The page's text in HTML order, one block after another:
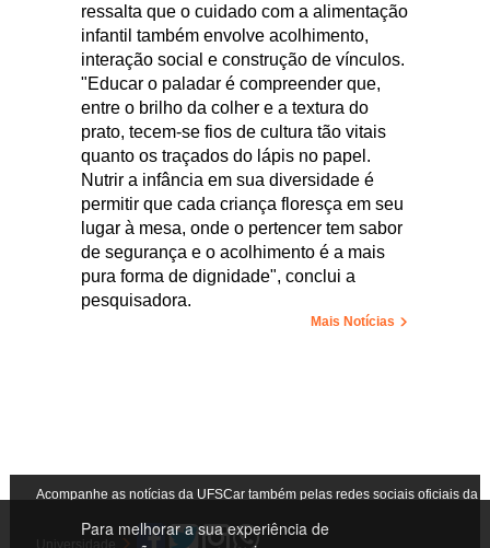
Para melhorar a sua experiência de
ressalta que o cuidado com a alimentação
infantil também envolve acolhimento,
interação social e construção de vínculos.
"Educar o paladar é compreender que,
entre o brilho da colher e a textura do
prato, tecem-se fios de cultura tão vitais
quanto os traçados do lápis no papel.
Nutrir a infância em sua diversidade é
permitir que cada criança floresça em seu
lugar à mesa, onde o pertencer tem sabor
de segurança e o acolhimento é a mais
pura forma de dignidade", conclui a
pesquisadora.
Mais Notícias
Acompanhe as notícias da UFSCar também pelas redes sociais oficiais da
Universidade